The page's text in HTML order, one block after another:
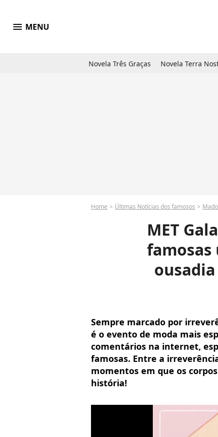
menu MENU
Novela Três Graças Novela Terra
Home Últimas Notícias dos famosos
MET
famosas
Sempre marcado por
é o evento de moda mais
comentários na internet,
famosas. Entre a
momentos em que os
história!